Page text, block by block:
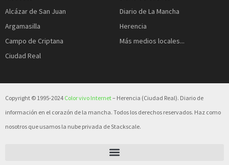
Alcázar de San Juan
Argamasilla
Campo de Criptana
Ciudad Real
Diario de La Mancha
Herencia
Más medios locales...
Copyright © 1995-2024 Color vivo Internet– Herencia (Ciudad Real). Diario de
información en el corazón de la mancha. Todos los derechos reservados. Haz como
nosotros que usamos la nube privada de Stackscale.